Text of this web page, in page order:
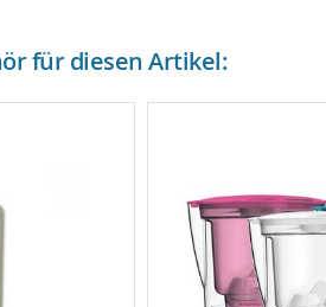
für diesen Artikel: